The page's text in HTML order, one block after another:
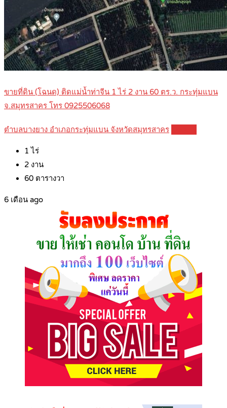
ขายที่ดิน (โฉนด) ติดแม่น้ำท่าจีน 1 ไร่ 2 งาน 60 ตร.ว. กระทุ่มแบน
จ.สมุทรสาคร โทร 0925506068
ตำบลบางยาง อำเภอกระทุ่มแบน จังหวัดสมุทรสาคร
1 ไร่
2 งาน
60 ตารางวา
6 เดือน ago